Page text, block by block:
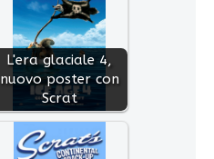
L'era glaciale 4,
nuovo poster con
Scrat